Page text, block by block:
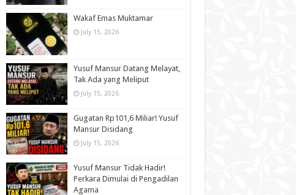
Wakaf Emas Muktamar
July 15, 2026
Yusuf Mansur Datang Melayat,
Tak Ada yang Meliput
July 15, 2026
Gugatan Rp101,6 Miliar! Yusuf
Mansur Disidang
July 15, 2026
Yusuf Mansur Tidak Hadir!
Perkara Dimulai di Pengadilan
Agama